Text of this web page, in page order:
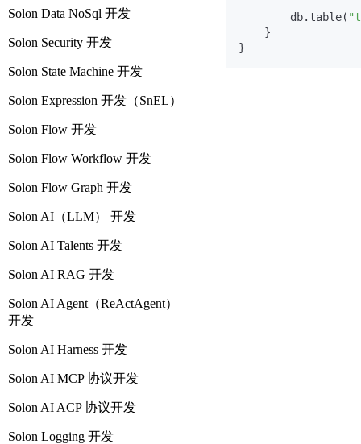
Solon Data NoSql 开发
Solon Security 开发
Solon State Machine 开发
Solon Expression 开发（SnEL）
Solon Flow 开发
Solon Flow Workflow 开发
Solon Flow Graph 开发
Solon AI（LLM） 开发
Solon AI Talents 开发
Solon AI RAG 开发
Solon AI Agent（ReActAgent）
开发
Solon AI Harness 开发
Solon AI MCP 协议开发
Solon AI ACP 协议开发
Solon Logging 开发
        db.table(
    }